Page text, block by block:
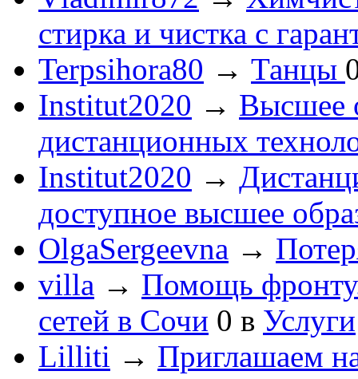
стирка и чистка с
Terpsihora80 → Танцы
Institut2020 → Высшее
дистанционных
Institut2020 →
доступное высшее
OlgaSergeevna →
villa → Помощь
сетей в Сочи 0 в Услуги
Lilliti → Приглашаем